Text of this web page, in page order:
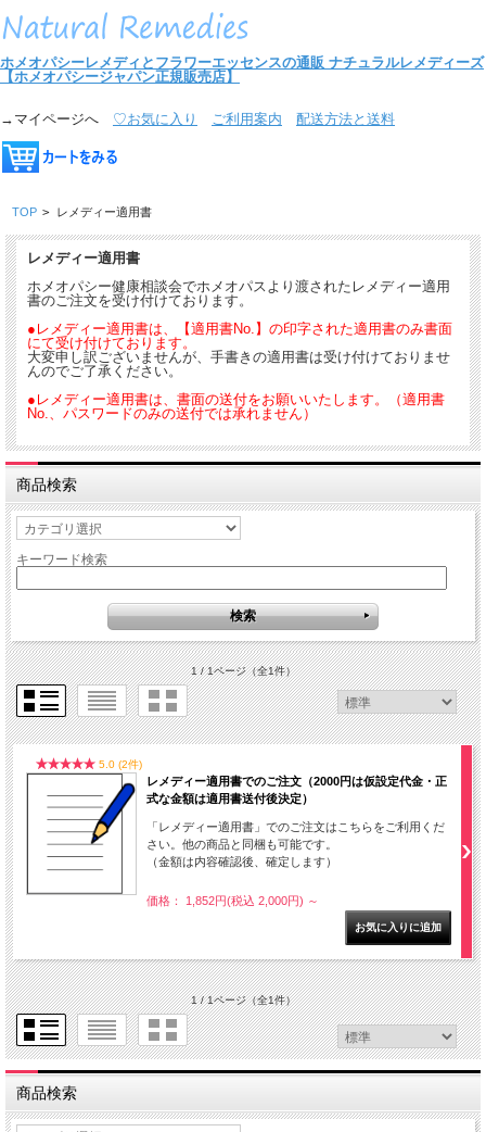
ホメオパシーレメディとフラワーエッセンスの通販 ナチュラルレメディーズ
【ホメオパシージャパン正規販売店】
→マイページへ ♡お気に入り ご利用案内 配送方法と送料
TOP > レメディー適用書
レメディー適用書
ホメオパシー健康相談会でホメオパスより渡されたレメディー適用
書のご注文を受け付けております。
●レメディー適用書は、【適用書No.】の印字された適用書のみ書面
にて受け付けております。
大変申し訳ございませんが、手書きの適用書は受け付けておりませ
んのでご了承ください。
●レメディー適用書は、書面の送付をお願いいたします。（適用書
No.、パスワードのみの送付では承れません）
商品検索
キーワード検索
1 / 1ページ（全1件）
5.0 (2件)
レメディー適用書でのご注文（2000円は仮設定代金・正
式な金額は適用書送付後決定）
「レメディー適用書」でのご注文はこちらをご利用くだ
さい。他の商品と同梱も可能です。
（金額は内容確認後、確定します）
価格： 1,852円(税込 2,000円) ～
1 / 1ページ（全1件）
商品検索